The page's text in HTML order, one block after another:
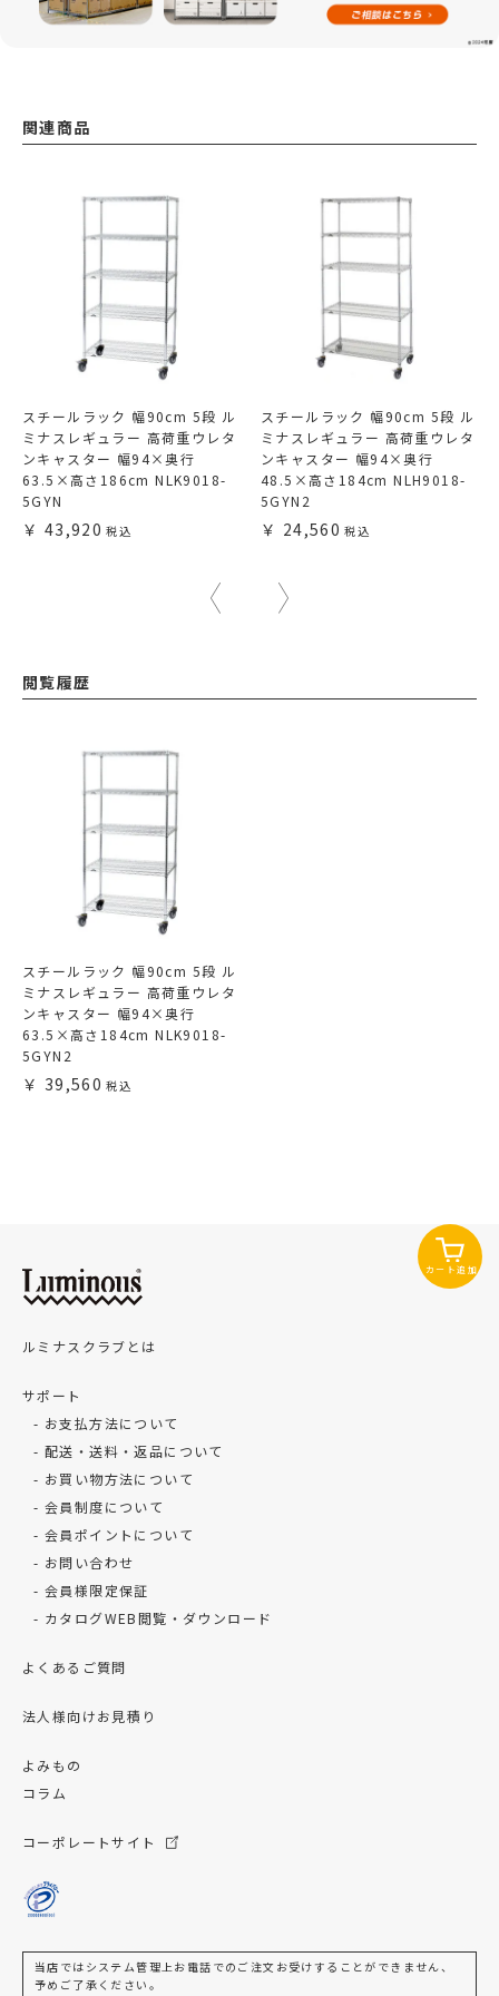
関連商品
スチールラック 幅90cm 5段 ル
ミナスレギュラー 高荷重ウレタ
ンキャスター 幅94×奥行
63.5×高さ186cm NLK9018-
5GYN
43,920
スチールラック 幅90cm 5段 ル
ミナスレギュラー 高荷重ウレタ
ンキャスター 幅94×奥行
48.5×高さ184cm NLH9018-
5GYN2
24,560
閲覧履歴
スチールラック 幅90cm 5段 ル
ミナスレギュラー 高荷重ウレタ
ンキャスター 幅94×奥行
63.5×高さ184cm NLK9018-
5GYN2
39,560
カート追加
ルミナスクラブとは
サポート
お支払方法について
配送・送料・返品について
お買い物方法について
会員制度について
会員ポイントについて
お問い合わせ
会員様限定保証
カタログWEB閲覧・ダウンロード
よくあるご質問
法人様向けお見積り
よみもの
コラム
コーポレートサイト
当店ではシステム管理上お電話でのご注文お受けすることができません、
予めご了承ください。